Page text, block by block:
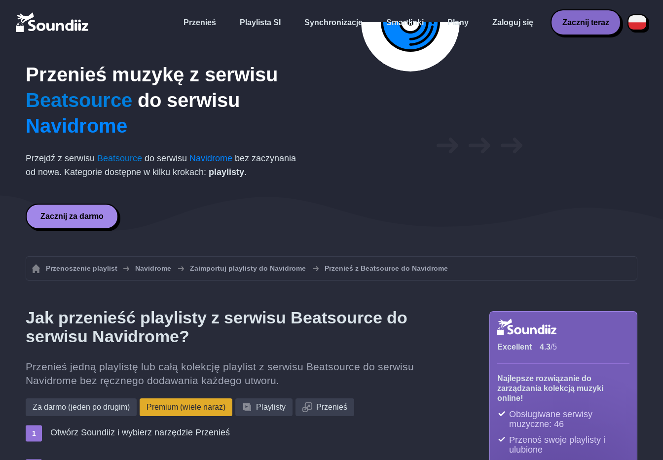
Przenieś Playlista SI Synchronizacje Smartlinki Plany Zaloguj się Zacznij teraz
Przenieś muzykę z serwisu
Beatsource do serwisu
Navidrome
Przejdź z serwisu Beatsource do serwisu Navidrome bez zaczynania
od nowa. Kategorie dostępne w kilku krokach: playlisty.
Zacznij za darmo
Przenoszenie playlist Navidrome Zaimportuj playlisty do Navidrome Przenieś z Beatsource do Navidrome
Jak przenieść playlisty z serwisu Beatsource do
serwisu Navidrome?
Przenieś jedną playlistę lub całą kolekcję playlist z serwisu Beatsource do serwisu
Navidrome bez ręcznego dodawania każdego utworu.
Za darmo (jeden po drugim) Premium (wiele naraz) Playlisty Przenieś
Otwórz Soundiiz i wybierz narzędzie Przenieś
Excellent 4.3/5
Najlepsze rozwiązanie do
zarządzania kolekcją muzyki
online!
Obsługiwane serwisy
muzyczne: 46
Przenoś swoje playlisty i
ulubione